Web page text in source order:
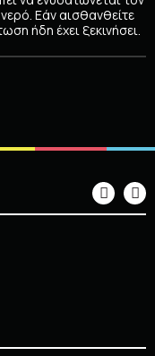
Εάν αισθανθείτε
ήδη έχει ξεκινήσει.